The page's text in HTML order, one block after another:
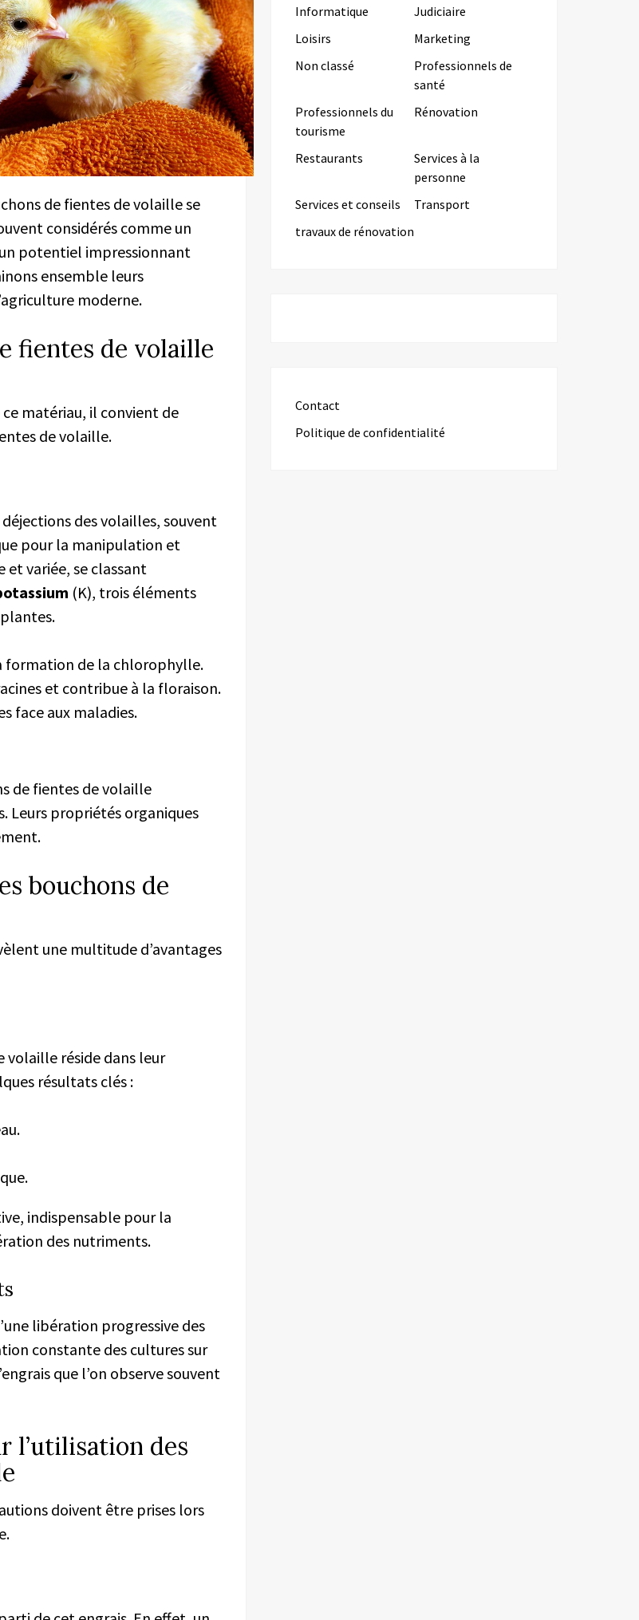
de fientes de volaille se
considérés comme un
potentiel impressionnant
ensemble leurs
moderne.
fientes de volaille
matériau, il convient de
de volaille.
des volailles, souvent
pour la manipulation et
et variée, se classant
(K), trois éléments
formation de la chlorophylle.
et contribue à la floraison.
face aux maladies.
de fientes de volaille
Leurs propriétés organiques
bouchons de
une multitude d’avantages
volaille réside dans leur
résultats clés :
indispensable pour la
des nutriments.
libération progressive des
constante des cultures sur
que l’on observe souvent
l’utilisation des
doivent être prises lors
Informatique
Judiciaire
Loisirs
Marketing
Non classé
Professionnels de
santé
Professionnels du
tourisme
Rénovation
Restaurants
Services à la
personne
Services et conseils
Transport
travaux de rénovation
Contact
Politique de confidentialité